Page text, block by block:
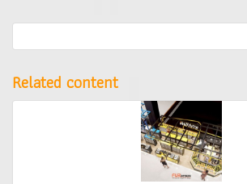
Related content